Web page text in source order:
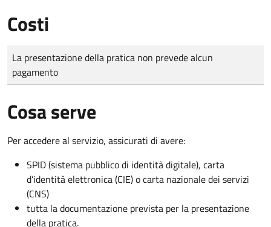
Costi
Tipo di pagamento
Importo
La presentazione della pratica non prevede alcun
pagamento
Cosa serve
Per accedere al servizio, assicurati di avere:
SPID (sistema pubblico di identità digitale), carta
d’identità elettronica (CIE) o carta nazionale dei servizi
(CNS)
tutta la documentazione prevista per la presentazione
della pratica.